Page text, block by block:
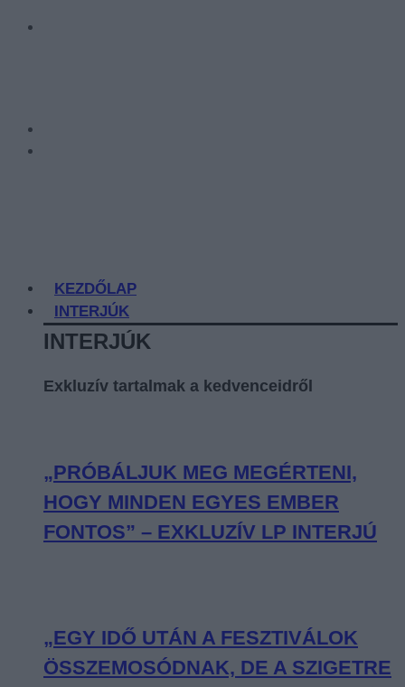
KEZDŐLAP
INTERJÚK
INTERJÚK
Exkluzív tartalmak a kedvenceidről
„PRÓBÁLJUK MEG MEGÉRTENI,
HOGY MINDEN EGYES EMBER
FONTOS” – EXKLUZÍV LP INTERJÚ
„EGY IDŐ UTÁN A FESZTIVÁLOK
ÖSSZEMOSÓDNAK, DE A SZIGETRE